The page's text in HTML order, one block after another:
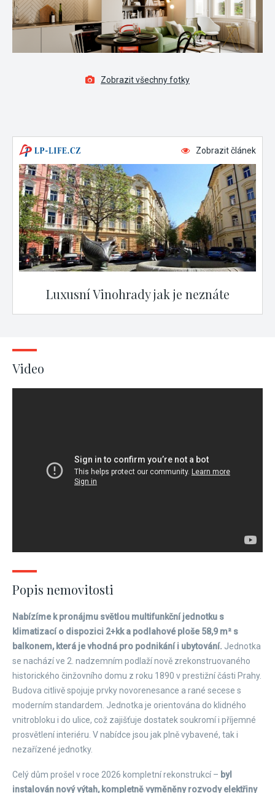
Zobrazit všechny fotky
Zobrazit článek
Luxusní Vinohrady jak je neznáte
Video
Popis nemovitosti
Nabízíme k pronájmu světlou multifunkční jednotku s
klimatizací o dispozici 2+kk a podlahové ploše 58,9 m² s
balkonem, která je vhodná pro podnikání i ubytování. Jednotka
se nachází ve 2. nadzemním podlaží nově zrekonstruovaného
historického činžovního domu z roku 1890 v prestižní části Prahy.
Budova citlivě spojuje prvky novorenesance a rané secese s
moderním standardem. Jednotka je orientována do klidného
vnitrobloku i do ulice, což zajišťuje dostatek soukromí i příjemné
prosvětlení interiéru. V nabídce jsou jak plně vybavené, tak i
nezařízené jednotky.
Celý dům prošel v roce 2026 kompletní rekonstrukcí – byl
instalován nový výtah, kompletně vyměněny rozvody elektřiny